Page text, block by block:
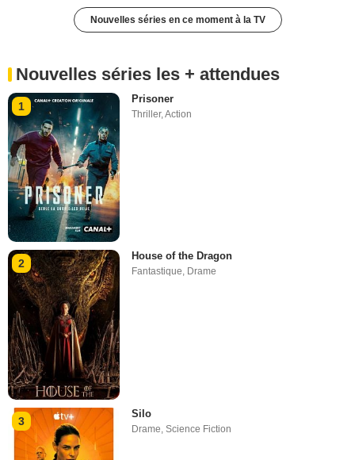
Nouvelles séries en ce moment à la TV
Nouvelles séries les + attendues
1
Prisoner
Thriller,Action
2
House of the Dragon
Fantastique, Drame
3
Silo
Drame ,Science Fiction